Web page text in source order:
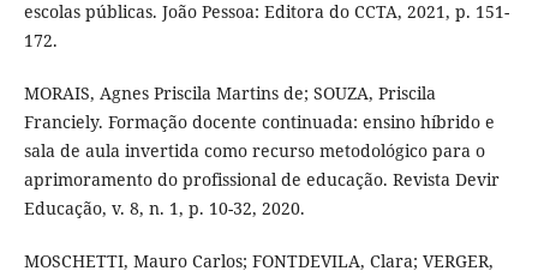
escolas públicas. João Pessoa: Editora do CCTA, 2021, p. 151-
172.
MORAIS, Agnes Priscila Martins de; SOUZA, Priscila
Franciely. Formação docente continuada: ensino híbrido e
sala de aula invertida como recurso metodológico para o
aprimoramento do profissional de educação. Revista Devir
Educação, v. 8, n. 1, p. 10-32, 2020.
MOSCHETTI, Mauro Carlos; FONTDEVILA, Clara; VERGER,